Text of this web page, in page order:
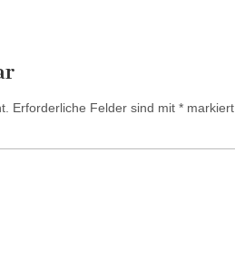
Erforderliche Felder sind mit * markiert